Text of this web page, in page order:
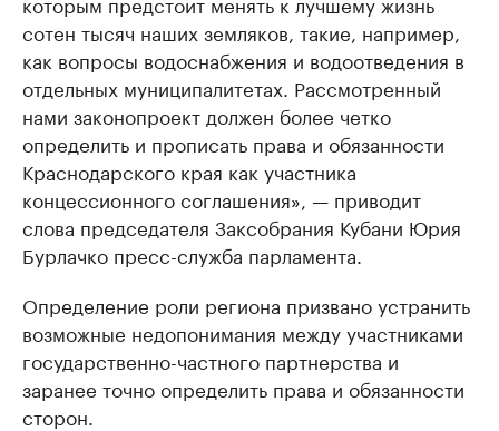
сотен тысяч наших земляков, такие, например,
как вопросы водоснабжения и водоотведения в
отдельных муниципалитетах. Рассмотренный
нами законопроект должен более четко
определить и прописать права и обязанности
Краснодарского края как участника
концессионного соглашения», — приводит
слова председателя Заксобрания Кубани Юрия
Бурлачко пресс-служба парламента.
Определение роли региона призвано устранить
возможные недопонимания между участниками
государственно-частного партнерства и
заранее точно определить права и обязанности
сторон.